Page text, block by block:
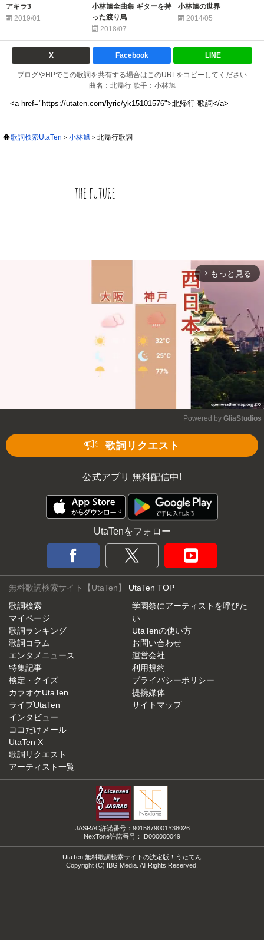
アキラ3
2019/01
小林旭全曲集 ギターを持
った渡り鳥
2018/07
小林旭の世界
2014/05
X Facebook LINE
ブログやHPでこの歌詞を共有する場合はこのURLをコピーしてください
曲名：北帰行 歌手：小林旭
歌詞検索UtaTen 小林旭 北帰行歌詞
arrow_forward_ios もっと見る
Powered by GliaStudios
歌詞リクエスト
公式アプリ 無料配信中!
UtaTenをフォロー
無料歌詞検索サイト【UtaTen】 UtaTen TOP
歌詞検索
マイページ
歌詞ランキング
歌詞コラム
エンタメニュース
特集記事
検定・クイズ
カラオケUtaTen
ライブUtaTen
インタビュー
ココだけメール
UtaTen X
歌詞リクエスト
アーティスト一覧
学園祭にアーティストを呼びた
い
UtaTenの使い方
お問い合わせ
運営会社
利用規約
プライバシーポリシー
提携媒体
サイトマップ
JASRAC許諾番号：9015879001Y38026
NexTone許諾番号：ID000000049
UtaTen 無料歌詞検索サイトの決定版！うたてん
Copyright (C) IBG Media. All Rights Reserved.